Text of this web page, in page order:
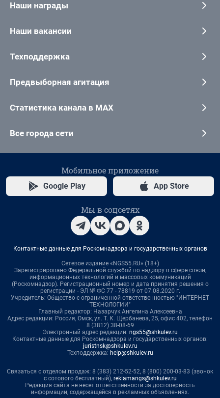
Наши награды
Наши вакансии
Техподдержка
Предвыборная агитация
Статистика канала в MAX
Все города сети
Мобильное приложение
Google Play App Store
Мы в соцсетях
Контактные данные для Роскомнадзора и государственных органов
Сетевое издание «NGS55.RU» (18+)
Зарегистрировано Федеральной службой по надзору в сфере связи,
информационных технологий и массовых коммуникаций
(Роскомнадзор). Регистрационный номер и дата принятия решения о
регистрации - ЭЛ № ФС 77 - 78819 от 07.08.2020 г.
Учредитель: Общество с ограниченной ответственностью "ИНТЕРНЕТ
ТЕХНОЛОГИИ"
Главный редактор: Назарчук Ангелина Алексеевна
Адрес редакции: Россия, Омск, ул. Т. К. Щербанева, 25, офис 402, телефон
8 (3812) 38-08-69
Электронный адрес редакции: ngs55@shkulev.ru
Контактные данные для Роскомнадзора и государственных органов:
juristnsk@shkulev.ru
Техподдержка: help@shkulev.ru
Связаться с отделом продаж: 8 (383) 212-52-52, 8 (800) 200-03-83 (звонок
с сотового бесплатный), reklamangs@shkulev.ru
Редакция сайта не несет ответственности за достоверность
информации, содержащейся в рекламных объявлениях.